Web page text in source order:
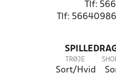
Tlf:
Tlf:
TRØJE
Sort/Hvid